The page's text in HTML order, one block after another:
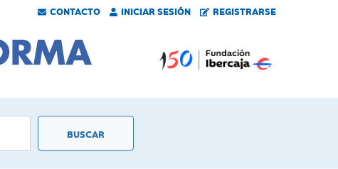
CONTACTO INICIAR SESIÓN REGISTRARSE